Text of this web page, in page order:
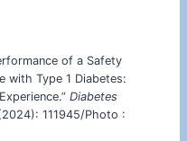
of a Safety
with Type 1 Diabetes:
Diabetes
111945/Photo :